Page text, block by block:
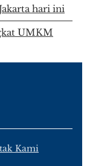
hari ini
UMKM
Kami